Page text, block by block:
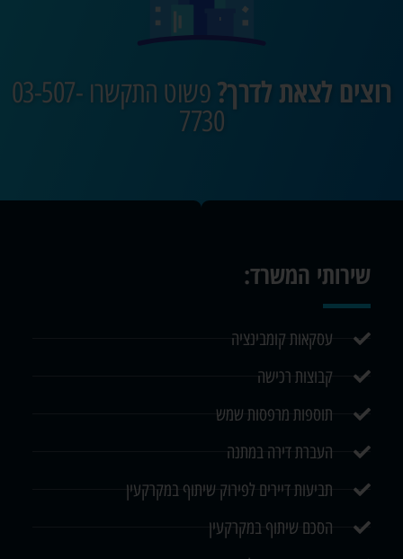
רוצים לצאת לדרך?
פשוט התקשרו 03-507-
7730
שירותי המשרד:
עסקאות קומבינציה
קבוצות רכישה
תוספות מרפסות שמש
העברת דירה במתנה
תביעות דיירים לפירוק שיתוף במקרקעין
הסכם שיתוף במקרקעין